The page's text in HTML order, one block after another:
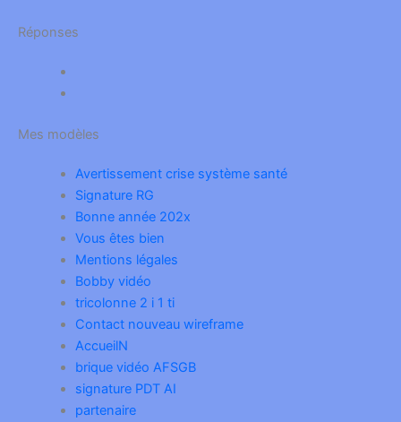
Réponses
Mes modèles
Avertissement crise système santé
Signature RG
Bonne année 202x
Vous êtes bien
Mentions légales
Bobby vidéo
tricolonne 2 i 1 ti
Contact nouveau wireframe
AccueilN
brique vidéo AFSGB
signature PDT AI
partenaire